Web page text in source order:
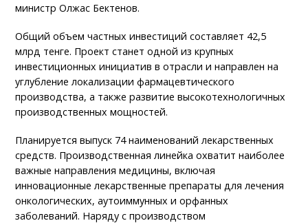
министр Олжас Бектенов.
Общий объем частных инвестиций составляет 42,5
млрд тенге. Проект станет одной из крупных
инвестиционных инициатив в отрасли и направлен на
углубление локализации фармацевтического
производства, а также развитие высокотехнологичных
производственных мощностей.
Планируется выпуск 74 наименований лекарственных
средств. Производственная линейка охватит наиболее
важные направления медицины, включая
инновационные лекарственные препараты для лечения
онкологических, аутоиммунных и орфанных
заболеваний. Наряду с производством